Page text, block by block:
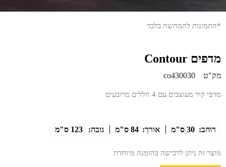
*התמונות להמחשה בלבד
מדפים Contour
מק"ט co430030
מדפי קיר מעוצבים עם 4 חללים מרובעים
רוחב: 30 ס"מ אורך: 84 ס"מ גובה: 123 ס"מ
מוצר זה ניתן לרכישה בהזמנה מיוחדת